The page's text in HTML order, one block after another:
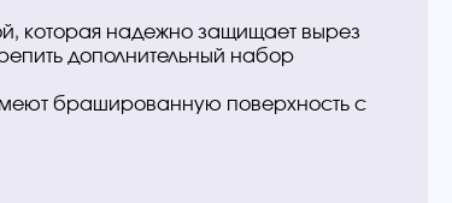
которая надежно защищает вырез
дополнительный набор
брашированную поверхность с